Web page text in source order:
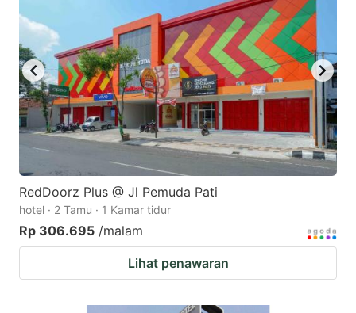
RedDoorz Plus @ Jl Pemuda Pati
hotel · 2 Tamu · 1 Kamar tidur
Rp 306.695 /malam
Lihat penawaran